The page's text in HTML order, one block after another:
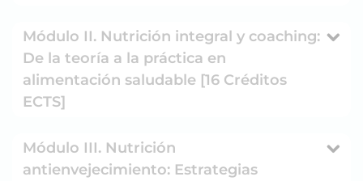
Módulo II. Nutrición integral y coaching:
De la teoría a la práctica en
alimentación saludable [16 Créditos
ECTS]
Módulo III. Nutrición
antienvejecimiento: Estrategias